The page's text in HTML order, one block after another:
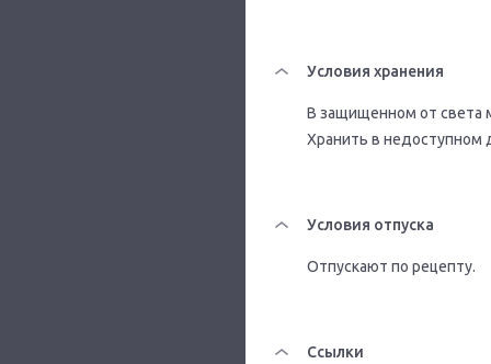
Условия хранения
В защищенном от света
Хранить в недоступном
Условия отпуска
Отпускают по рецепту.
Ссылки